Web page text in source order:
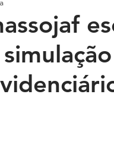
Isenção Fiscal